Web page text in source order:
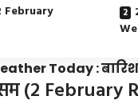
February
Today :
(2